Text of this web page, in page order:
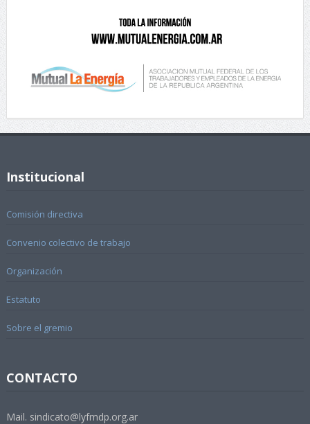
Institucional
Comisión directiva
Convenio colectivo de trabajo
Organización
Estatuto
Sobre el gremio
CONTACTO
Mail. sindicato@lyfmdp.org.ar